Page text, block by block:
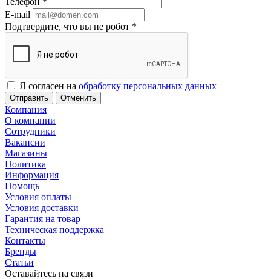
E-mail
Подтвердите, что вы не робот *
Я согласен на обработку персональных данных
Отменить
Компания
О компании
Сотрудники
Вакансии
Магазины
Политика
Информация
Помощь
Условия оплаты
Условия доставки
Гарантия на товар
Техническая поддержка
Контакты
Бренды
Статьи
Оставайтесь на связи